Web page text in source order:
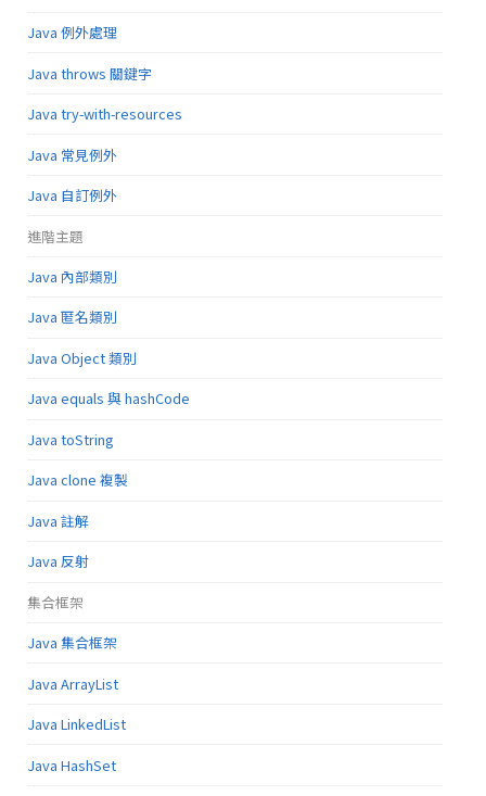
Java 例外處理
Java throws 關鍵字
Java try-with-resources
Java 常見例外
Java 自訂例外
進階主題
Java 內部類別
Java 匿名類別
Java Object 類別
Java equals 與 hashCode
Java toString
Java clone 複製
Java 註解
Java 反射
集合框架
Java 集合框架
Java ArrayList
Java LinkedList
Java HashSet